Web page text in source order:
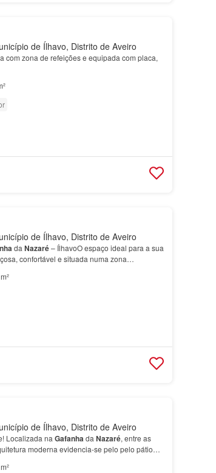
de Ílhavo, Distrito de Aveiro
com zona de refeições e equipada com placa,
de Ílhavo, Distrito de Aveiro
da Nazaré– ÍlhavoO espaço ideal para a sua
confortável e situada numa zona
de Ílhavo, Distrito de Aveiro
Localizada na Gafanhada Nazaré, entre as
moderna evidencia-se pelo pelo pátio